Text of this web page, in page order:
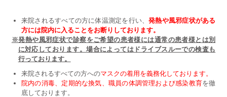
来院されるすべての方に体温測定を行い、発熱や風邪症状がある
方には院内に入ることをお断りしております。
※発熱や風邪症状で診察をご希望の患者様には通常の患者様とは別
に対応しております。場合によってはドライブスルーでの検査も
行っております。
来院されるすべての方へのマスクの着用を義務化しております。
院内の消毒、定期的な換気、職員の体調管理および感染教育を徹
底しております。